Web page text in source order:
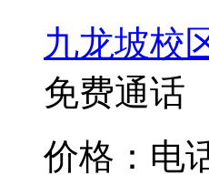
九龙坡校
免费通话
价格：电